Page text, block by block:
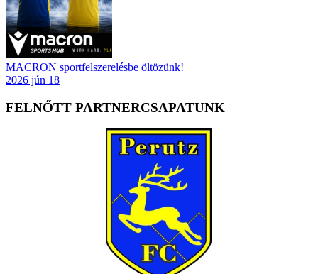
MACRON sportfelszerelésbe öltözünk!
2026 jún 18
FELNŐTT PARTNERCSAPATUNK